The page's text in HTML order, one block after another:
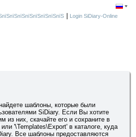
| Login SiDiary-Online
шаблоны, которые были
SiDiary. Если Вы хотите
из них, скачайте его и сохраните в
'\Templates\Export' в каталоге, куда
Все шаблоны предоставляются